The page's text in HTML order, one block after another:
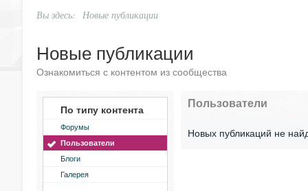
Вы здесь: Новые публикации
Новые публикации
Ознакомиться с контентом из сообщества
По типу контента
Форумы
Пользователи
Блоги
Галерея
Пользователи
Новых публикаций не